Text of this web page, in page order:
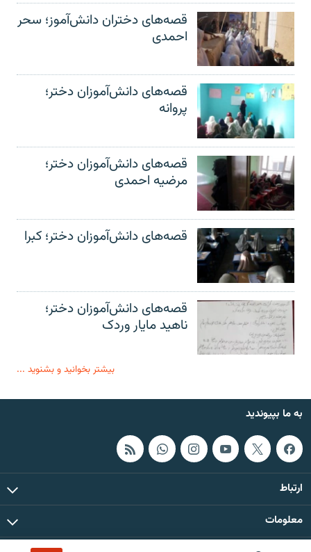
قصه‌های دختران دانش‌آموز؛ سحر
احمدی
قصه‌های دانش‌آموزان دختر؛
پروانه
قصه‌های دانش‌آموزان دختر؛
مرضیه احمدی
قصه‌های دانش‌آموزان دختر؛ کبرا
قصه‌های دانش‌آموزان دختر؛
ناهید مایار وردک
بیشتر بخوانید و بشنوید ...
به ما بپیوندید
ارتباط
معلومات